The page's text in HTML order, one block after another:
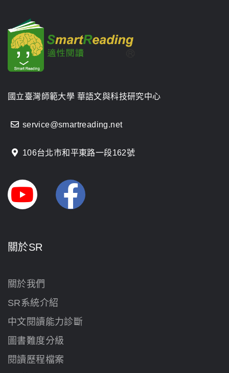
國立臺灣師範大學 華語文與科技研究中心
service@smartreading.net
106台北市和平東路一段162號
關於SR
關於我們
SR系統介紹
中文閱讀能力診斷
圖書難度分級
閱讀歷程檔案